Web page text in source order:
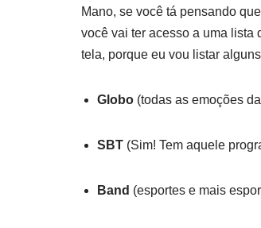
Mano, se você tá pensando
você vai ter acesso a uma lista
tela, porque eu vou listar
Globo (todas as emoções
SBT (Sim! Tem aquele
Band (esportes e mais